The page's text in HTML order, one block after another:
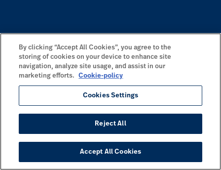
By clicking “Accept All Cookies”, you agree to the
storing of cookies on your device to enhance site
navigation, analyze site usage, and assist in our
marketing efforts.
Cookie-policy
Cookies Settings
Reject All
Accept All Cookies